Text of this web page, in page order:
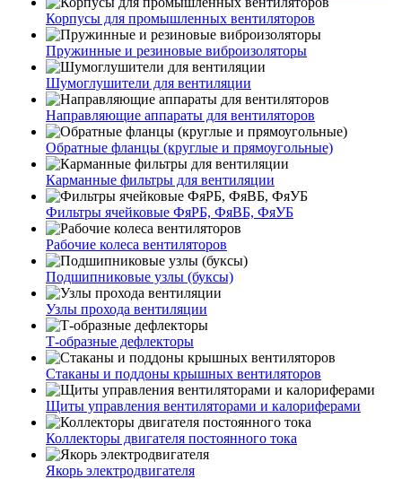
Корпусы для промышленных вентиляторов
Пружинные и резиновые виброизоляторы
Шумоглушители для вентиляции
Направляющие аппараты для вентиляторов
Обратные фланцы (круглые и прямоугольные)
Карманные фильтры для вентиляции
Фильтры ячейковые ФяРБ, ФяВБ, ФяУБ
Рабочие колеса вентиляторов
Подшипниковые узлы (буксы)
Узлы прохода вентиляции
Т-образные дефлекторы
Стаканы и поддоны крышных вентиляторов
Щиты управления вентиляторами и калориферами
Коллекторы двигателя постоянного тока
Якорь электродвигателя